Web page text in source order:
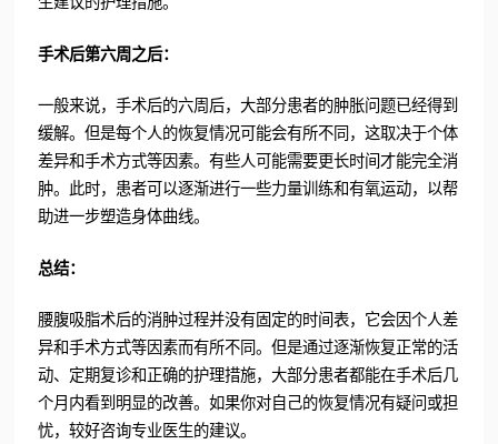
手术后第六周之后：
一般来说，手术后的六周后，大部分患者的肿胀问题已经得到
缓解。但是每个人的恢复情况可能会有所不同，这取决于个体
差异和手术方式等因素。有些人可能需要更长时间才能完全消
肿。此时，患者可以逐渐进行一些力量训练和有氧运动，以帮
助进一步塑造身体曲线。
总结：
腰腹吸脂术后的消肿过程并没有固定的时间表，它会因个人差
异和手术方式等因素而有所不同。但是通过逐渐恢复正常的活
动、定期复诊和正确的护理措施，大部分患者都能在手术后几
个月内看到明显的改善。如果你对自己的恢复情况有疑问或担
忧，较好咨询专业医生的建议。